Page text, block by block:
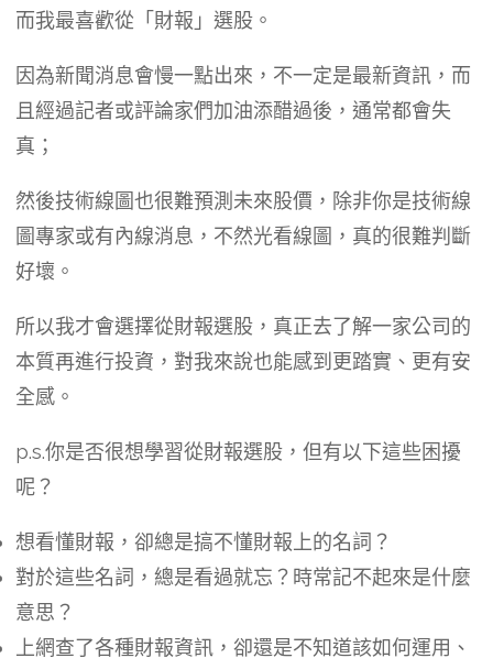
而我最喜歡從「財報」選股。
因為新聞消息會慢一點出來，不一定是最新資訊，而
且經過記者或評論家們加油添醋過後，通常都會失
真；
然後技術線圖也很難預測未來股價，除非你是技術線
圖專家或有內線消息，不然光看線圖，真的很難判斷
好壞。
所以我才會選擇從財報選股，真正去了解一家公司的
本質再進行投資，對我來說也能感到更踏實、更有安
全感。
p.s.你是否很想學習從財報選股，但有以下這些困擾
呢？
想看懂財報，卻總是搞不懂財報上的名詞？
對於這些名詞，總是看過就忘？時常記不起來是什麼
意思？
上網查了各種財報資訊，卻還是不知道該如何運用、